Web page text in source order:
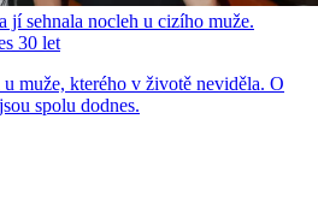
jí sehnala nocleh u cizího muže.
30 let
muže, kterého v životě neviděla. O
spolu dodnes.